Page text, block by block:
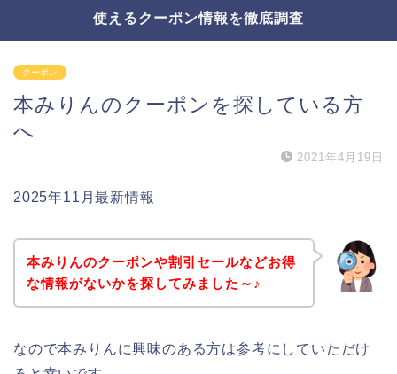
使えるクーポン情報を徹底調査
クーポン
本みりんのクーポンを探している方
へ
2021年4月19日
2025年11月最新情報
本みりんのクーポンや割引セールなどお得
な情報がないかを探してみました～♪
なので本みりんに興味のある方は参考にしていただけ